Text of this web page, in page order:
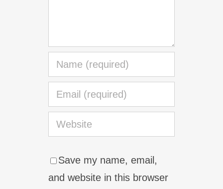
Save my name, email,
and website in this browser